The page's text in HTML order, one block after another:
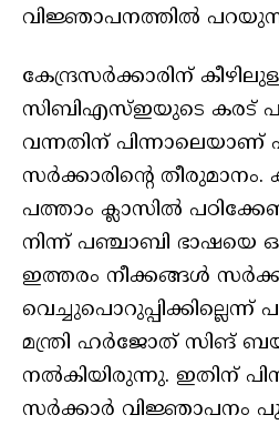
വിജ്ഞാപനത്തില്‍
കേന്ദ്രസര്‍ക്കാരിന്
സിബിഎസ്ഇയുടെ കരട്
വന്നതിന്
സര്‍ക്കാരിന്റെ തീരുമാനം.
പത്താം ക്ലാസില്‍
നിന്ന് പഞ്ചാബി ഭാഷയെ
ഇത്തരം നീക്കങ്ങള്‍
വെച്ചുപൊറുപ്പിക്കില്ലെന്ന്
മന്ത്രി ഹര്‍ജോത് സിങ്
നല്‍കിയിരുന്നു. ഇതിന്
സര്‍ക്കാര്‍ വിജ്ഞാപനം